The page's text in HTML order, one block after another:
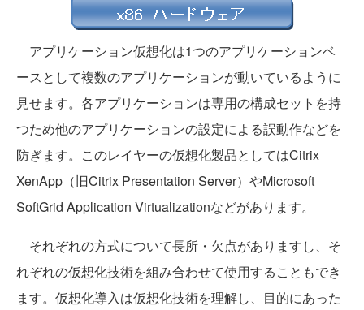
アプリケーション仮想化は1つのアプリケーションベ
ースとして複数のアプリケーションが動いているように
見せます。各アプリケーションは専用の構成セットを持
つため他のアプリケーションの設定による誤動作などを
防ぎます。このレイヤーの仮想化製品としてはCitrix
XenApp（旧Citrix Presentation Server）やMicrosoft
SoftGrid Application Virtualizationなどがあります。
それぞれの方式について長所・欠点がありますし、そ
れぞれの仮想化技術を組み合わせて使用することもでき
ます。仮想化導入は仮想化技術を理解し、目的にあった